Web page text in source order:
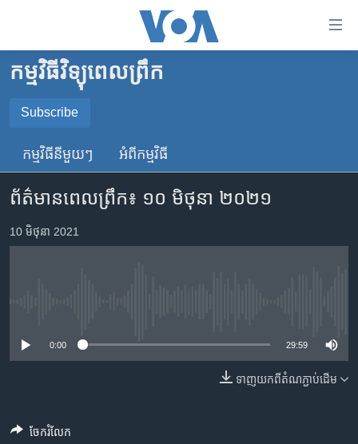
គេហទំព័រ​
ទាក់ទង
រំលង​
ទំព័រ​
ព័ត៌មាន​​
តែ​
ម្តង
រចនា
ចូល​
កម្ពុជា
អន្តរជាតិ
ចិន
ហេឡូវីអូអេ
កម្ពុជាច្នៃប្រតិដ្ឋ
កម្មវិធីទាំងអស់
បណ្តាញ​សង្គម
កម្មវិធីវិទ្យុពេលព្រឹក
Subscribe
SUBSCRIBE
YouTube Music
កម្មវិធី​នីមួយៗ អំពី​កម្មវិធី​
ព័ត៌មានពេលព្រឹក៖ ១០ មិថុនា ២០២១
10 មិថុនា 2021
0:00 29:59
ទាញ​យក​ពី​តំណភ្ជាប់​ដើម
ចែករំលែក